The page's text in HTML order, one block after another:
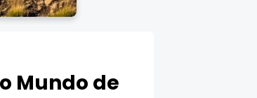
Mundo de